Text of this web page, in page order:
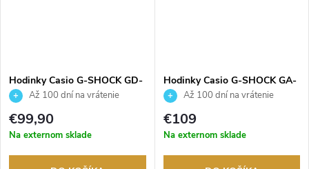
Hodinky Casio G-SHOCK GD-
010BEG-1ER
Až 100 dní na vrátenie
tovaru. Autorizovaný predajca.
€99,90
Na externom sklade
Hodinky Casio G-SHOCK GA-
100BEG-1AER
Až 100 dní na vrátenie
tovaru. Autorizovaný predajca.
€109
Na externom sklade